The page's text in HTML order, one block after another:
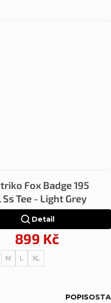
Fox Badge 195
Tee - Light Grey
899 Kč
Detail
M L XL
POPIS